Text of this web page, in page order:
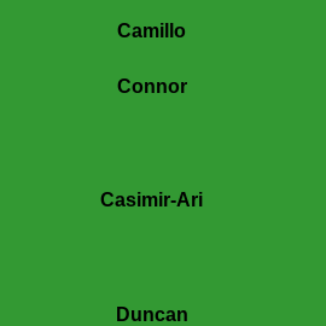
Camillo
Connor
Casimir-Ari
Duncan